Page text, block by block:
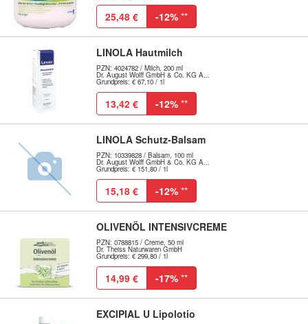
25,48 € -12% **
LINOLA Hautmilch
PZN: 4024782 / Milch, 200 ml
Dr. August Wolff GmbH & Co. KG A...
Grundpreis: € 67,10 / 1l
13,42 € -12% **
LINOLA Schutz-Balsam
PZN: 10339828 / Balsam, 100 ml
Dr. August Wolff GmbH & Co. KG A...
Grundpreis: € 151,80 / 1l
15,18 € -12% **
OLIVENÖL INTENSIVCREME
PZN: 0788815 / Creme, 50 ml
Dr. Theiss Naturwaren GmbH
Grundpreis: € 299,80 / 1l
14,99 € -17% **
EXCIPIAL U Lipolotio